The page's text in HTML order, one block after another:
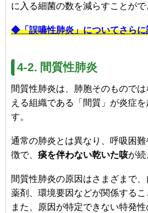
に入る細菌の数を減らすことがで
◆「誤嚥性肺炎」についてさらに
4-2. 間質性肺炎
間質性肺炎は、肺胞そのもので
える組織である「間質」が炎症
す。
通常の肺炎とは異なり、呼吸困
徴で、痰を伴わない乾いた咳が続
間質性肺炎の原因はさまざまで
薬剤、環境要因などが関係するこ
また、原因が特定できない特発